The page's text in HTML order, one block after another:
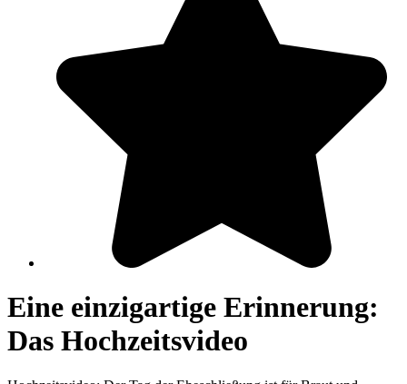
Eine einzigartige Erinnerung:
Das Hochzeitsvideo